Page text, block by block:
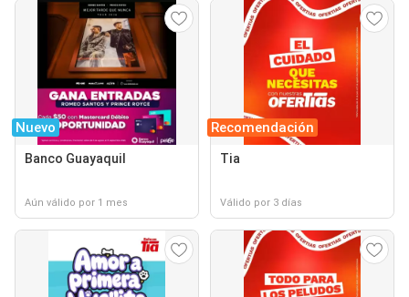
Nuevo
Banco Guayaquil
Aún válido por 1 mes
Recomendación
Tia
Válido por 3 días